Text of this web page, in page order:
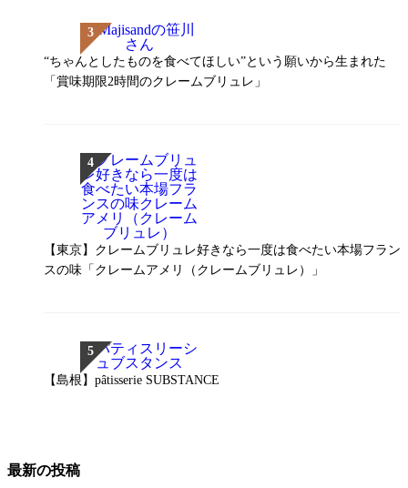
“ちゃんとしたものを食べてほしい”という願いから生まれた
「賞味期限2時間のクレームブリュレ」
【東京】クレームブリュレ好きなら一度は食べたい本場フラン
スの味「クレームアメリ（クレームブリュレ）」
【島根】pâtisserie SUBSTANCE
最新の投稿